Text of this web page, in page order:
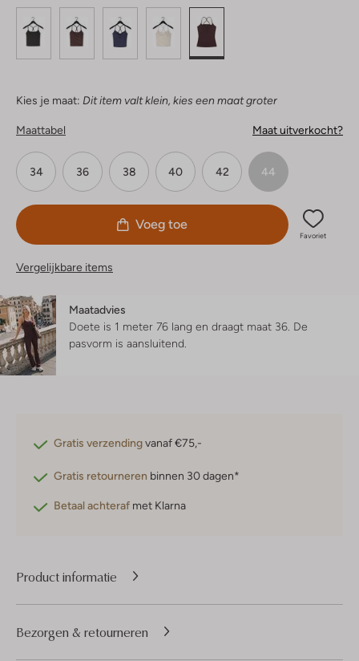
Kies je maat: Dit item valt klein, kies een maat groter
Maattabel Maat uitverkocht?
34 36 38 40 42 44
Voeg toe
Favoriet
Vergelijkbare items
Maatadvies
Doete is 1 meter 76 lang en draagt maat 36. De
pasvorm is aansluitend
Gratis verzendingvanaf €75,-
Gratis retourneren binnen 30 dagen*
Betaal achteraf met Klarna
Product informatie
Bezorgen & retourneren